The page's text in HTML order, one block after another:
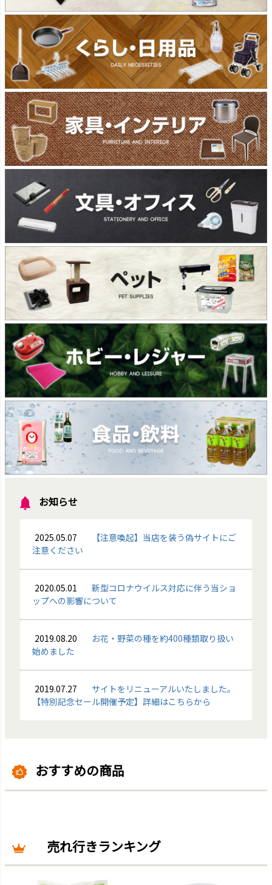
お知らせ
2025.05.07
【注意喚起】当店を装う偽サイトにご
注意ください
2020.05.01
新型コロナウイルス対応に伴う当ショ
ップへの影響について
2019.08.20
お花・野菜の種を約400種類取り扱い
始めました
2019.07.27
サイトをリニューアルいたしました。
【特別記念セール開催予定】詳細はこちらから
おすすめの商品
売れ行きランキング